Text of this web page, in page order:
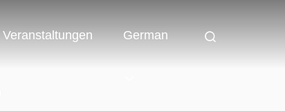
Veranstaltungen German